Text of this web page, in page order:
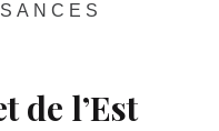
de l’Est